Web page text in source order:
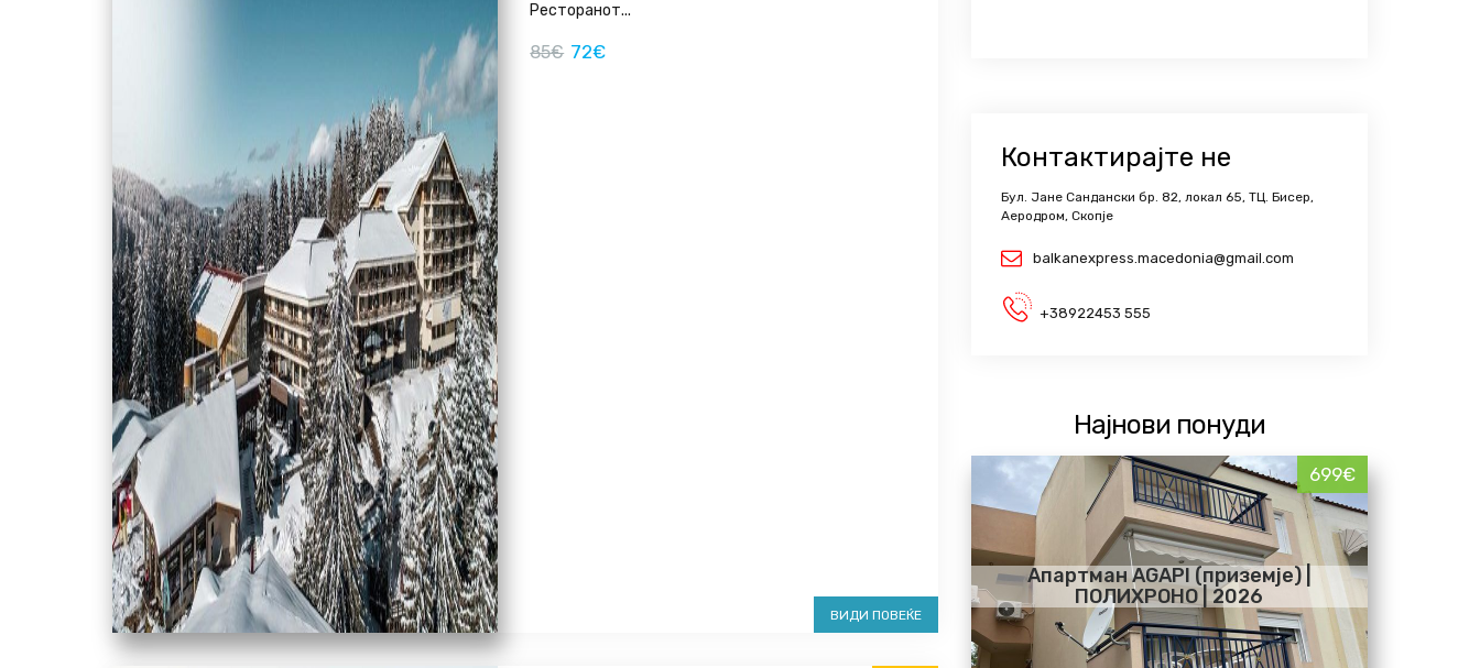
Ресторанот...
85€ 72€
ВИДИ ПОВЕЌЕ
Контактирајте не
Бул. Јане Сандански бр. 82, локал 65, ТЦ. Бисер,
Аеродром, Скопје
balkanexpress.macedonia@gmail.com
+38922453 555
Најнови понуди
699€
Апартман AGAPI (приземје) |
ПОЛИХРОНО | 2026